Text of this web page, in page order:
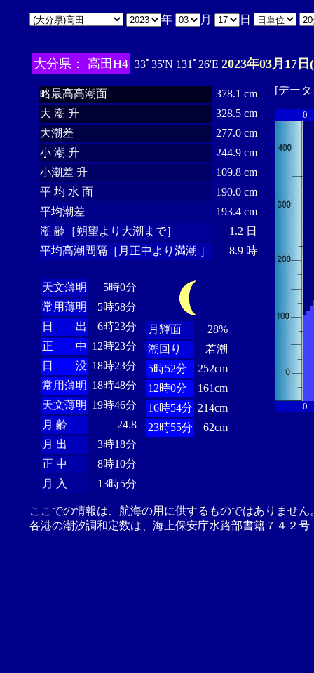
年 月 日
大分県： 高田H4 33ﾟ35'N 131ﾟ26'E 2023年03月17日
略最高高潮面
378.1 cm
大 潮 升
328.5 cm
大潮差
277.0 cm
小 潮 升
244.9 cm
小潮差 升
109.8 cm
平 均 水 面
190.0 cm
平均潮差
193.4 cm
潮 齢［朔望より大潮まで］
1.2 日
平均高潮間隔［月正中より満潮 ］
8.9 時
天文薄明
5時0分
常用薄明
5時58分
日 出
6時23分
正 中 12時23分
日 没 18時23分
常用薄明 18時48分
天文薄明 19時46分
月 齢
24.8
月 出
3時18分
正 中
8時10分
月 入
13時5分
月輝面
28%
潮回り
若潮
5時52分
252cm
12時0分
161cm
16時54分 214cm
23時55分
62cm
[デー
0
0
ここでの情報は、航海の用に供するものではありませ
各港の潮汐調和定数は、海上保安庁水路部書籍７４２